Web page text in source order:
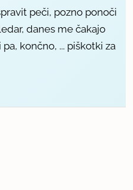
peči, pozno ponoči
danes me čakajo
končno, ... piškotki za